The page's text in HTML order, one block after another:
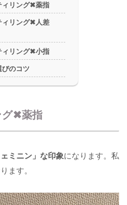
ィリング✖︎薬指
ィリング✖︎人差
ィリング✖︎小指
びのコツ
グ✖︎薬指
ェミニン」な印象になります。私
ます。